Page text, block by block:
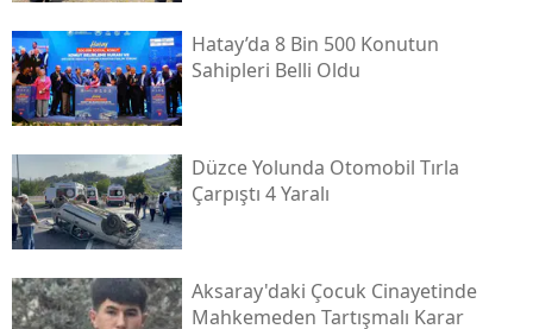
Hatay’da 8 Bin 500 Konutun
Sahipleri Belli Oldu
Düzce Yolunda Otomobil Tırla
Çarpıştı 4 Yaralı
Aksaray'daki Çocuk Cinayetinde
Mahkemeden Tartışmalı Karar